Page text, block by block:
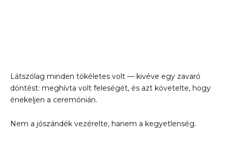
Látszólag minden tökéletes volt — kivéve egy zavaró
döntést: meghívta volt feleségét, és azt követelte, hogy
énekeljen a ceremónián.
Nem a jószándék vezérelte, hanem a kegyetlenség.